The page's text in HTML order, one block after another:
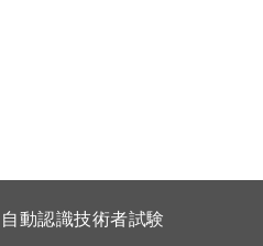
自動認識技術者試験